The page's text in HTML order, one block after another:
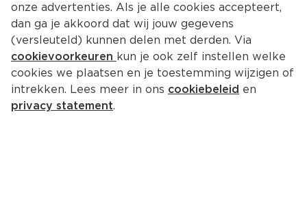
Uit de keuken van PLUS Risotto
met groene asperges
onze advertenties. Als je alle cookies accepteert,
dan ga je akkoord dat wij jouw gegevens
(versleuteld) kunnen delen met derden. Via
cookievoorkeuren kun je ook zelf instellen welke
cookies we plaatsen en je toestemming wijzigen of
intrekken. Lees meer in ons cookiebeleid en
privacy statement.